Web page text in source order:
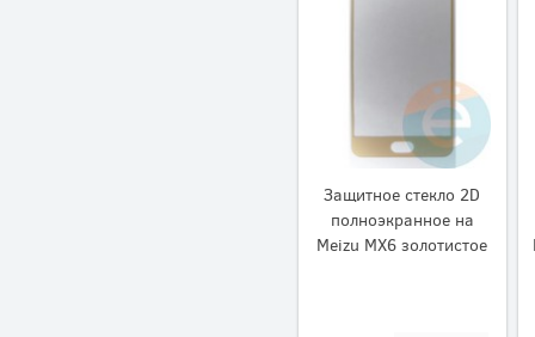
Защитное стекло 2D
полноэкранное на
Meizu MX6 золотистое